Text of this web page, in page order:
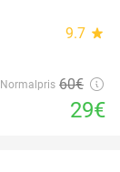
9.7 star
Normalpris 60€
29€